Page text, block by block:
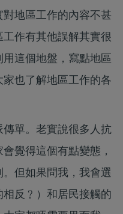
地區工作的內容不甚
作有其他誤解其實很
這個地盤，寫點地區
也了解地區工作的各
單。老實說很多人抗
覺得這個有點變態，
但如果問我，我會選
反﹖）和居民接觸的